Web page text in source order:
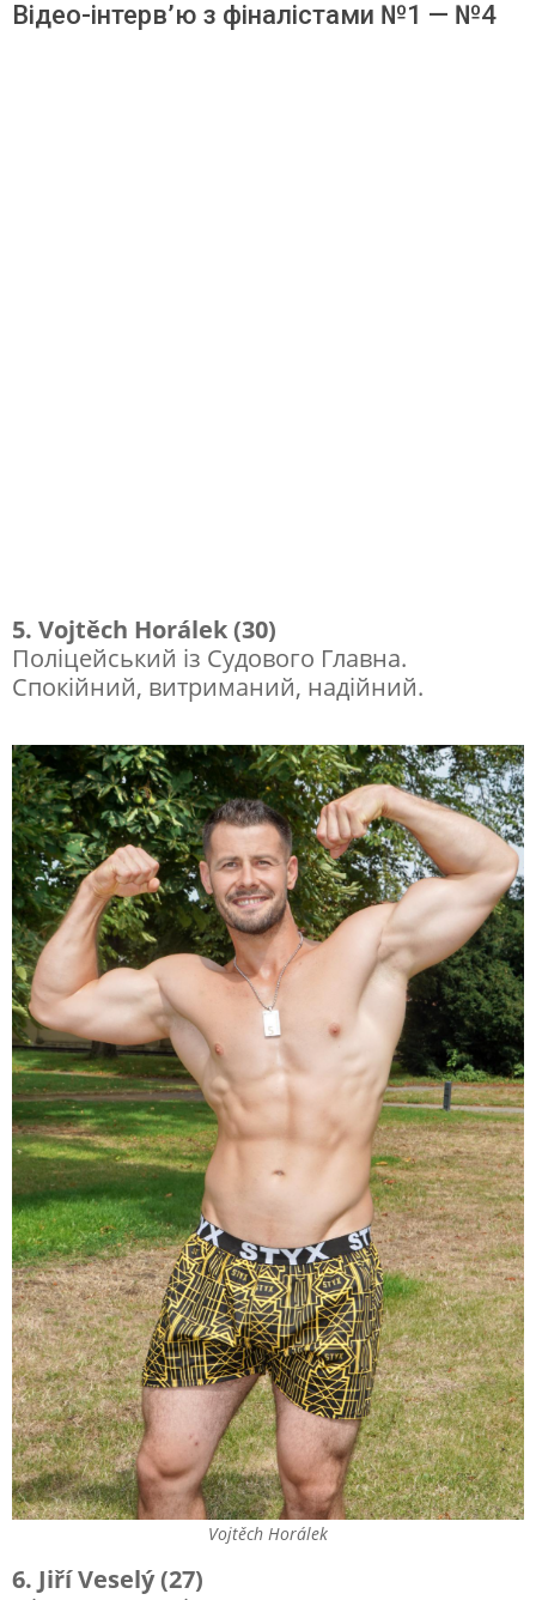
Відео-інтерв’ю з фіналістами №1 — №4
5. Vojtěch Horálek (30)
Поліцейський із Судового Главна.
Спокійний, витриманий, надійний.
Vojtěch Horálek
6. Jiří Veselý (27)